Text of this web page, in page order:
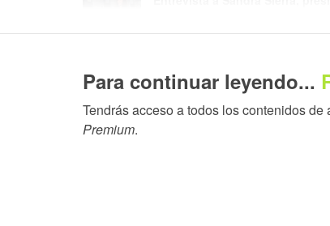
Para continuar leyendo...
Tendrás acceso a todos los contenidos
Premium.